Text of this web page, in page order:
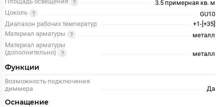
Площадь освещения
3.5 примерная кв. м
Цоколь
GU10
Диапазон рабочих температур
+1-[+35]
Материал арматуры
металл
Материал арматуры
(дополнительно)
металл
Функции
Возможность подключения
диммера
Да
Оснащение